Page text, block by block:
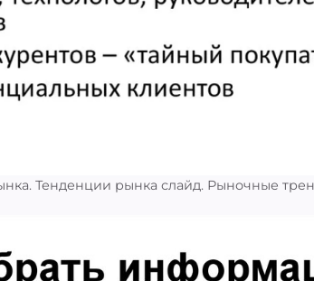
Тенденции рынка слайд. Рыночные